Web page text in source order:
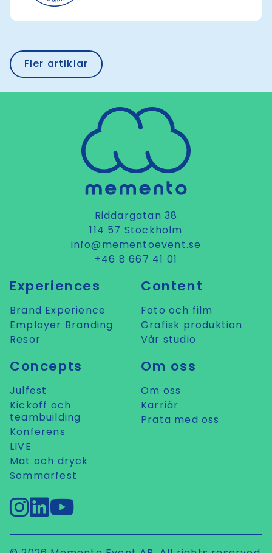
Fler artiklar
Riddargatan 38
114 57 Stockholm
info@mementoevent.se
+46 8 667 41 01
Experiences
Brand Experience
Employer Branding
Resor
Content
Foto och film
Grafisk produktion
Vår studio
Concepts
Julfest
Kickoff och
teambuilding
Konferens
LIVE
Mat och dryck
Sommarfest
Om oss
Om oss
Karriär
Prata med oss